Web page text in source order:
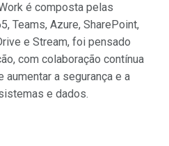
é composta pelas
Teams, Azure, SharePoint,
e Stream, foi pensado
com colaboração contínua
a segurança e a
e dados.